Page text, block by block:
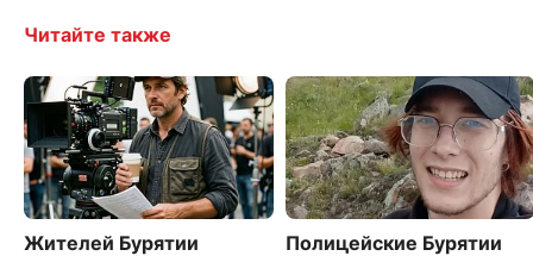
Читайте также
Жителей Бурятии
Полицейские Бурятии